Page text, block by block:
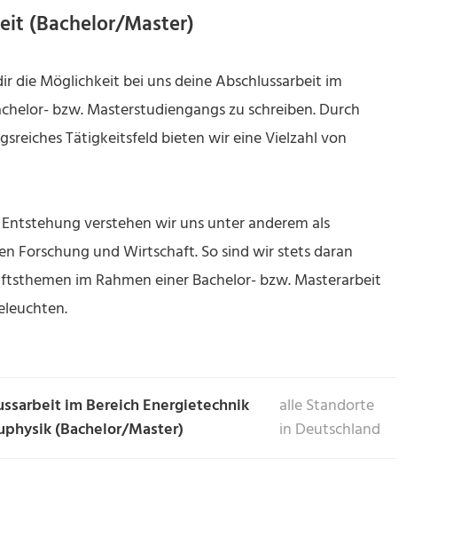
(Bachelor/Master)
die Möglichkeit bei uns deine Abschlussarbeit im
bzw. Masterstudiengangs zu schreiben. Durch
Tätigkeitsfeld bieten wir eine Vielzahl von
verstehen wir uns unter anderem als
Forschung und Wirtschaft. So sind wir stets daran
im Rahmen einer Bachelor- bzw. Masterarbeit
im Bereich Energietechnik
(Bachelor/Master)
alle Standorte
in Deutschland